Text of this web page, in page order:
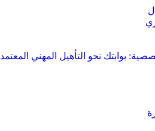
بوابتك نحو التأهيل المهني المعتمد